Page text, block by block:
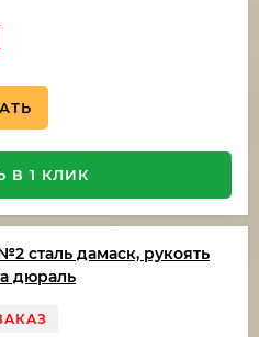
В 1 КЛИК
сталь дамаск, рукоять
дюраль